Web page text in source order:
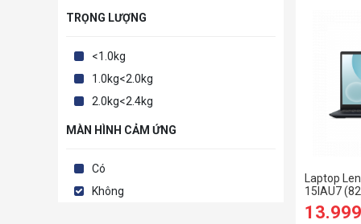
TRỌNG LƯỢNG
<1.0kg
1.0kg<2.0kg
2.0kg<2.4kg
MÀN HÌNH CẢM ỨNG
Có
Không
Laptop
15IAU7
1235U/
SSD/15.6